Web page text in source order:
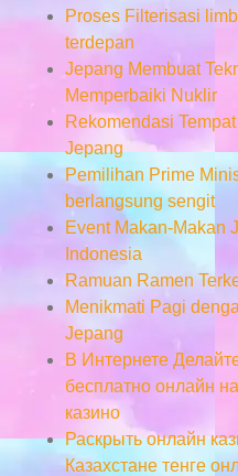
Proses Filterisasi
terdepan
Jepang Membuat
Memperbaiki Nuklir
Rekomendasi
Jepang
Pemilihan Prime
berlangsung sengit
Event Makan-Makan
Indonesia
Ramuan Ramen
Menikmati Pagi
Jepang
В Интернете
бесплатно онлайн
казино
Раскрыть онлайн
Казахстане тенге